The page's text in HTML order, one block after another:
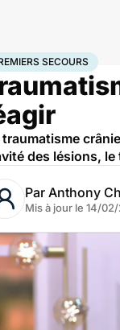
Santé Premiers secours
SECOURS
traumatisme
des lésions,
Par Anthony
Mis à jour le 14/02/